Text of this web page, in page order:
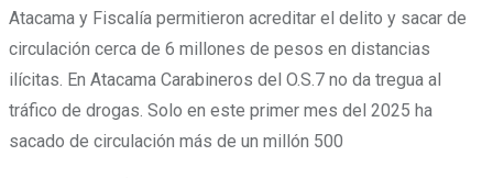
Atacama y Fiscalía permitieron acreditar el delito y sacar de
circulación cerca de 6 millones de pesos en distancias
ilícitas. En Atacama Carabineros del O.S.7 no da tregua al
tráfico de drogas. Solo en este primer mes del 2025 ha
sacado de circulación más de un millón 500